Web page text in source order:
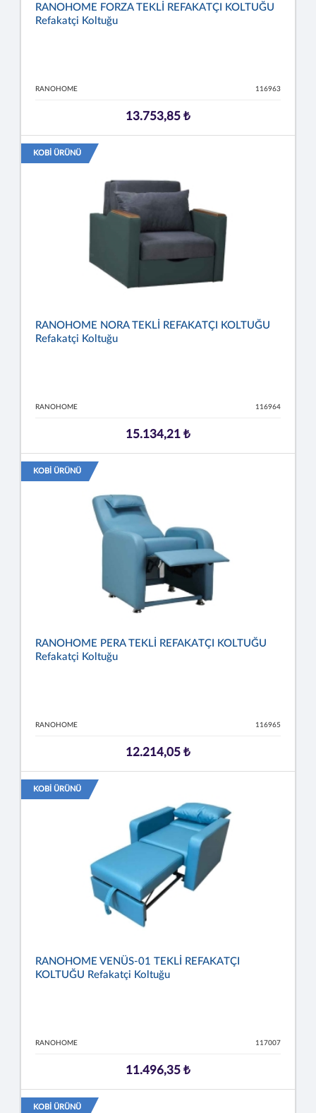
RANOHOME FORZA TEKLİ REFAKATÇI KOLTUĞU
Refakatçi Koltuğu
RANOHOME 116963
13.753,85 ₺
KOBİ ÜRÜNÜ
RANOHOME NORA TEKLİ REFAKATÇI KOLTUĞU
Refakatçi Koltuğu
RANOHOME 116964
15.134,21 ₺
KOBİ ÜRÜNÜ
RANOHOME PERA TEKLİ REFAKATÇI KOLTUĞU
Refakatçi Koltuğu
RANOHOME 116965
12.214,05 ₺
KOBİ ÜRÜNÜ
RANOHOME VENÜS-01 TEKLİ REFAKATÇI
KOLTUĞU Refakatçi Koltuğu
RANOHOME 117007
11.496,35 ₺
KOBİ ÜRÜNÜ